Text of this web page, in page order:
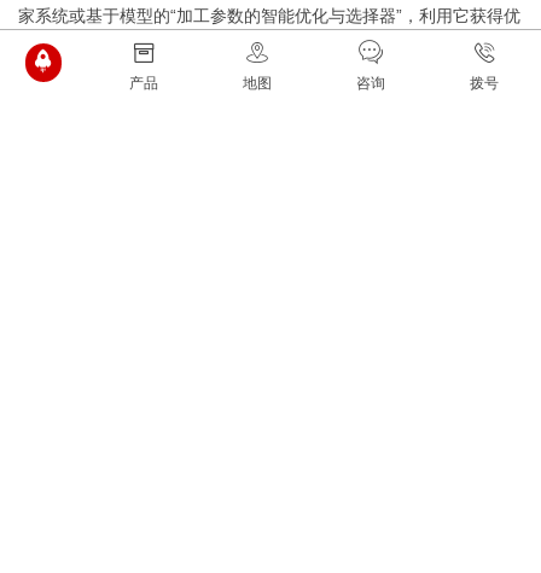
家系统或基于模型的“加工参数的智能优化与选择器”，利用它获得优
化的加工参数，从而达到提高编程效率和加工工艺水平、缩短生产
准备时间的目的；
产品 地图 咨询 拨号